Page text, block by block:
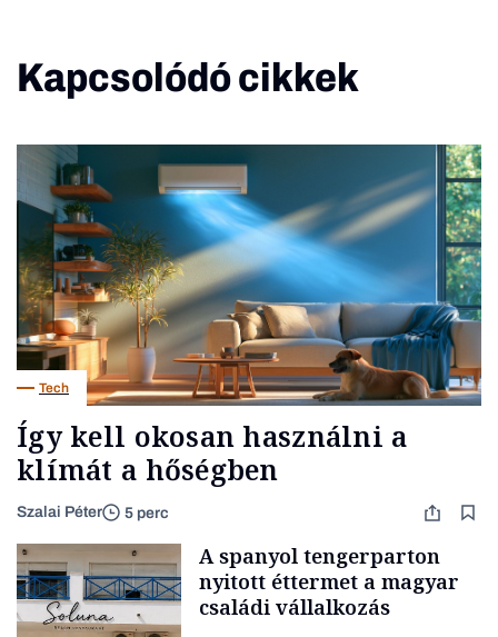
Kapcsolódó cikkek
Tech
Így kell okosan használni a
klímát a hőségben
Szalai Péter 5 perc
A spanyol tengerparton
nyitott éttermet a magyar
családi vállalkozás